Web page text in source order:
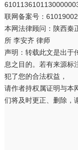
联网备案号：
本网法律顾问：陕西秦
所 李安齐 律师
声明：转载此文是出于
息之目的。若有来源标
犯了您的合法权益，
请作者持权属证明与本
们将及时更正、删除，